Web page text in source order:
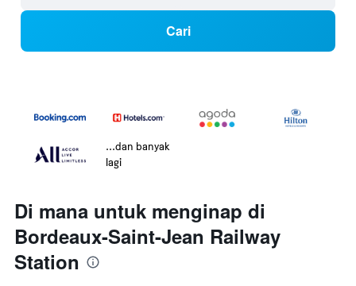
Cari
...dan banyak
lagi
Di mana untuk menginap di
Bordeaux-Saint-Jean Railway
Station